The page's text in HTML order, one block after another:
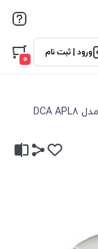
ورود | ثبت نام
0